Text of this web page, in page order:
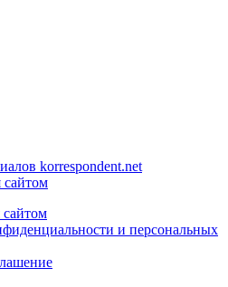
korrespondent.net
сайтом
сайтом
и персональных